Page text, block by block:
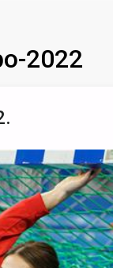
2022